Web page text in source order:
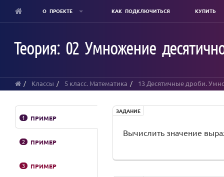
content
О ПРОЕКТЕ КАК ПОДКЛЮЧИТЬСЯ КУПИТЬ
Теория: 02 Умножение
Классы 5 класс. Математика 13 Десятичные дроби.
1 ПРИМЕР
2 ПРИМЕР
3 ПРИМЕР
ЗАДАНИЕ
Вычислить значение